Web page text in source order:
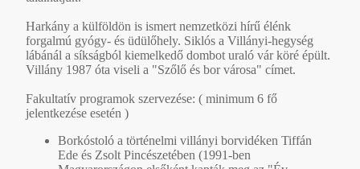
Harkány a külföldön is ismert nemzetközi hírű élénk
forgalmú gyógy- és üdülőhely. Siklós a Villányi-hegység
lábánál a síkságból kiemelkedő dombot uraló vár köré épült.
Villány 1987 óta viseli a "Szőlő és bor városa" címet.
Fakultatív programok szervezése: ( minimum 6 fő
jelentkezése esetén )
Borkóstoló a történelmi villányi borvidéken Tiffán
Ede és Zsolt Pincészetében (1991-ben